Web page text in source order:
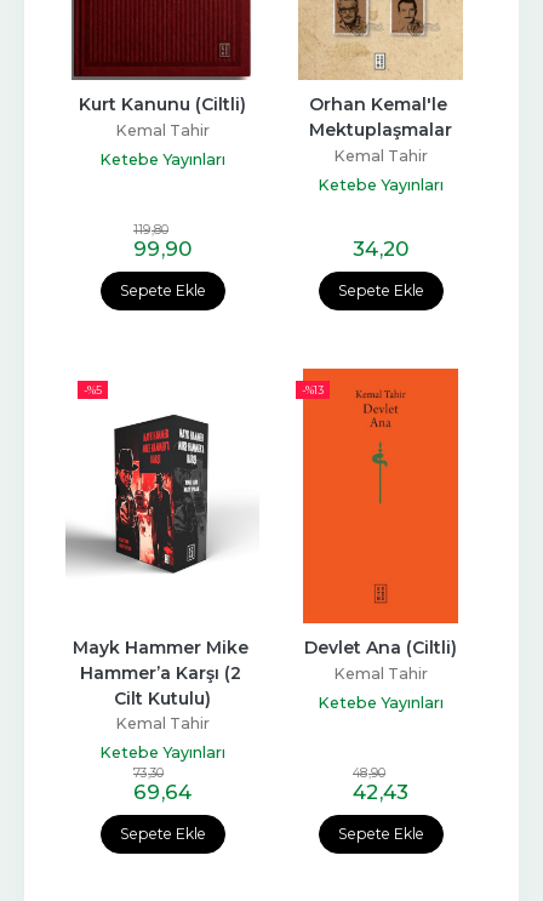
Sepete Ekle
Kurt Kanunu (Ciltli)
Kemal Tahir
Ketebe Yayınları
119,80
99,90
Sepete Ekle
Orhan Kemal'le
Mektuplaşmalar
Kemal Tahir
Ketebe Yayınları
34,20
-%5
Sepete Ekle
Mayk Hammer Mike
Hammer’a Karşı (2
Cilt Kutulu)
Kemal Tahir
Ketebe Yayınları
73,30
69,64
-%13
Sepete Ekle
Devlet Ana (Ciltli)
Kemal Tahir
Ketebe Yayınları
48,90
42,43